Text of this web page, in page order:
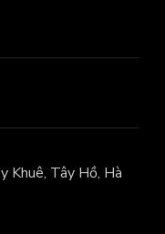
Khuê, Tây Hồ, Hà